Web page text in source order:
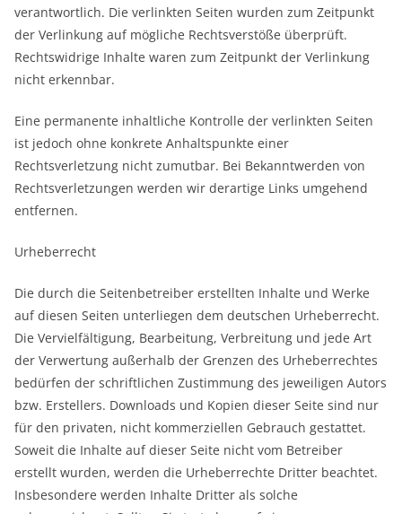
verantwortlich. Die verlinkten Seiten wurden zum Zeitpunkt
der Verlinkung auf mögliche Rechtsverstöße überprüft.
Rechtswidrige Inhalte waren zum Zeitpunkt der Verlinkung
nicht erkennbar.
Eine permanente inhaltliche Kontrolle der verlinkten Seiten
ist jedoch ohne konkrete Anhaltspunkte einer
Rechtsverletzung nicht zumutbar. Bei Bekanntwerden von
Rechtsverletzungen werden wir derartige Links umgehend
entfernen.
Urheberrecht
Die durch die Seitenbetreiber erstellten Inhalte und Werke
auf diesen Seiten unterliegen dem deutschen Urheberrecht.
Die Vervielfältigung, Bearbeitung, Verbreitung und jede Art
der Verwertung außerhalb der Grenzen des Urheberrechtes
bedürfen der schriftlichen Zustimmung des jeweiligen Autors
bzw. Erstellers. Downloads und Kopien dieser Seite sind nur
für den privaten, nicht kommerziellen Gebrauch gestattet.
Soweit die Inhalte auf dieser Seite nicht vom Betreiber
erstellt wurden, werden die Urheberrechte Dritter beachtet.
Insbesondere werden Inhalte Dritter als solche